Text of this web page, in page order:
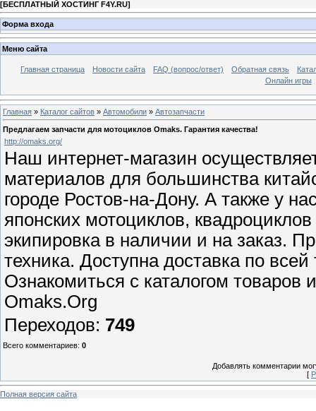
[БЕСПЛАТНЫЙ ХОСТИНГ F4Y.RU]
Форма входа
Меню сайта
Главная страница Новости сайта FAQ (вопрос/ответ) Обратная связь
Онлайн игры
Главная » Каталог сайтов » Автомобили » Автозапчасти
Предлагаем запчасти для мотоциклов Omaks. Гарантия качества!
http://omaks.org/
Наш интернет-магазин
материалов для большинства
городе Ростов-на-Дону. А также у
японских мотоциклов,
экипировка в наличии и на заказ.
техника. Доступна доставка по
Ознакомиться с каталогом
Omaks.Org
Переходов: 749
Всего комментариев: 0
Добавлять комментарии
[
Полная версия сайта